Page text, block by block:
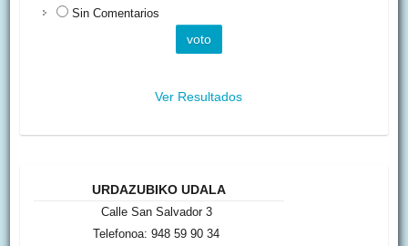
Sin Comentarios
Ver Resultados
URDAZUBIKO UDALA
Calle San Salvador 3
Telefonoa: 948 59 90 34